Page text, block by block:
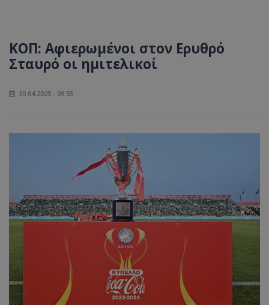
ΚΟΠ: Αφιερωμένοι στον Ερυθρό
Σταυρό οι ημιτελικοί
30.04.2025 - 09:55